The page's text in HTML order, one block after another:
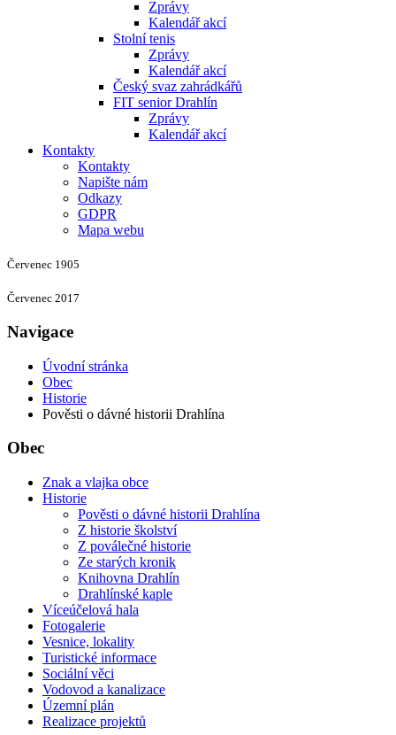
Zprávy
Kalendář akcí
Stolní tenis
Zprávy
Kalendář akcí
Český svaz zahrádkářů
FIT senior Drahlín
Zprávy
Kalendář akcí
Kontakty
Kontakty
Napište nám
Odkazy
GDPR
Mapa webu
Červenec 1905
Červenec 2017
Navigace
Úvodní stránka
Obec
Historie
Pověsti o dávné historii Drahlína
Obec
Znak a vlajka obce
Historie
Pověsti o dávné historii Drahlína
Z historie školství
Z poválečné historie
Ze starých kronik
Knihovna Drahlín
Drahlínské kaple
Víceúčelová hala
Fotogalerie
Vesnice, lokality
Turistické informace
Sociální věci
Vodovod a kanalizace
Územní plán
Realizace projektů